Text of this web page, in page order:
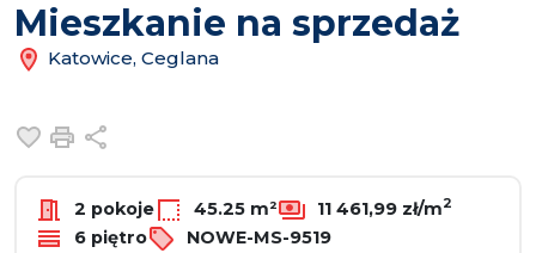
Mieszkanie na sprzedaż
Katowice, Ceglana
Dodaj do ulubionych
Drukuj
2 pokoje 45.25 m² 11 461,99 zł/m2
6 piętro
NOWE-MS-9519